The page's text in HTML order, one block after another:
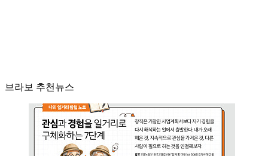
브라보 추천뉴스